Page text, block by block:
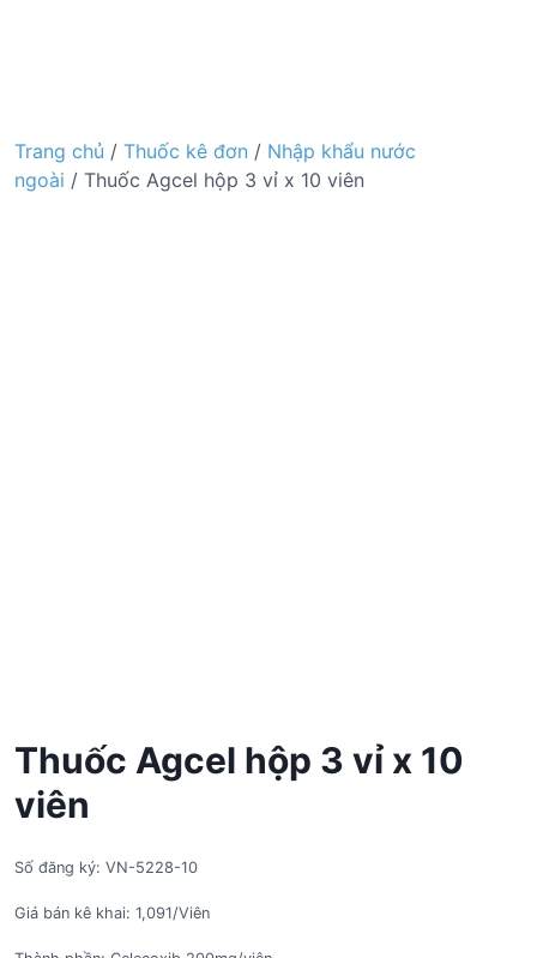
Trang chủ / Thuốc kê đơn / Nhập khẩu nước
ngoài / Thuốc Agcel hộp 3 vỉ x 10 viên
Thuốc Agcel hộp 3 vỉ x 10
viên
Số đăng ký: VN-5228-10
Giá bán kê khai: 1,091/Viên